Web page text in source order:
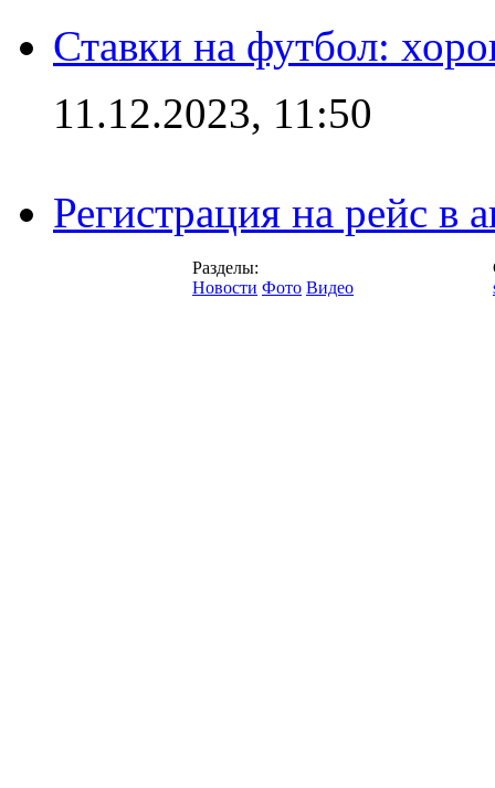
Ставки на футбол:
11.12.2023, 11:50
Регистрация на рейс в
Разделы:
Новости Фото Видео